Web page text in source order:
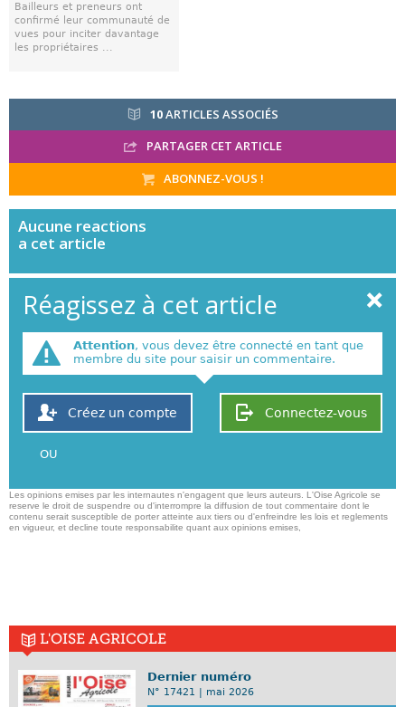
Bailleurs et preneurs ont
confirmé leur communauté de
vues pour inciter davantage
les propriétaires ...
10ARTICLES ASSOCIÉS
PARTAGER CET ARTICLE
ABONNEZ-VOUS !
Aucune reactions
a cet article
Réagissez à cet article
Attention, vous devez être connecté en tant que
membre du site pour saisir un commentaire.
Connectez-vous
Créez un compte
OU
Les opinions emises par les internautes n'engagent que leurs auteurs. L'Oise Agricole se
reserve le droit de suspendre ou d'interrompre la diffusion de tout commentaire dont le
contenu serait susceptible de porter atteinte aux tiers ou d'enfreindre les lois et reglements
en vigueur, et decline toute responsabilite quant aux opinions emises,
L'OISE AGRICOLE
Dernier numéro
N° 17421 | mai 2026